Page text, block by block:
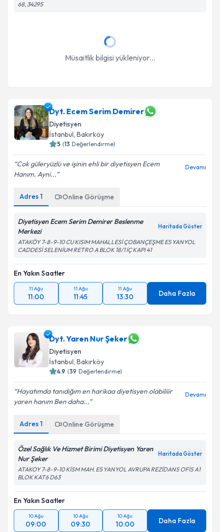
68, 34295
Müsaitlik bilgisi yükleniyor...
Dyt. Ecem Serim Demirer
Diyetisyen
İstanbul, Bakırköy
5 (13 Değerlendirme)
Cok güleryüzlü ve işinin ehli bir diyetisyen Ecem
Hanım. Ayni...
Devamı
Adres 1 Online Görüşme
Diyetisyen Ecem Serim Demirer Beslenme
Merkezi
Haritada Göster
ATAKÖY 7-8-9-10 CU KISIM MAHALLESİ ÇOBANÇEŞME E5 YANYOL
CADDESİ SELENİUM RETRO A BLOK 18/1 İÇ KAPI 41
En Yakın Saatler
11 Ağu
11:00
11 Ağu
11:45
11 Ağu
13:30 Daha Fazla
Dyt. Yaren Nur Şeker
Diyetisyen
İstanbul, Bakırköy
4.9 (39 Değerlendirme)
Hayatımda tanıdığım en harikaa diyetisyen olabiliiir
yaren hanım Ben daha...
Devamı
Adres 1 Online Görüşme
Özel Sağlık Ve Hizmet Birimi Diyetisyen Yaren
Nur Şeker
Haritada Göster
ATAKOY 7-8-9-10 KİSM MAH. E5 YANYOL AVRUPA REZİDANS OFİS A1
BLOK KAT6 D63
En Yakın Saatler
10 Ağu
09:00
10 Ağu
09:30
10 Ağu
10:00 Daha Fazla